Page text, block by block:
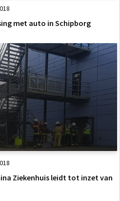
met auto in Schipborg
Ziekenhuis leidt tot inzet van